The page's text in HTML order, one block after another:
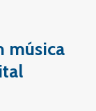
música